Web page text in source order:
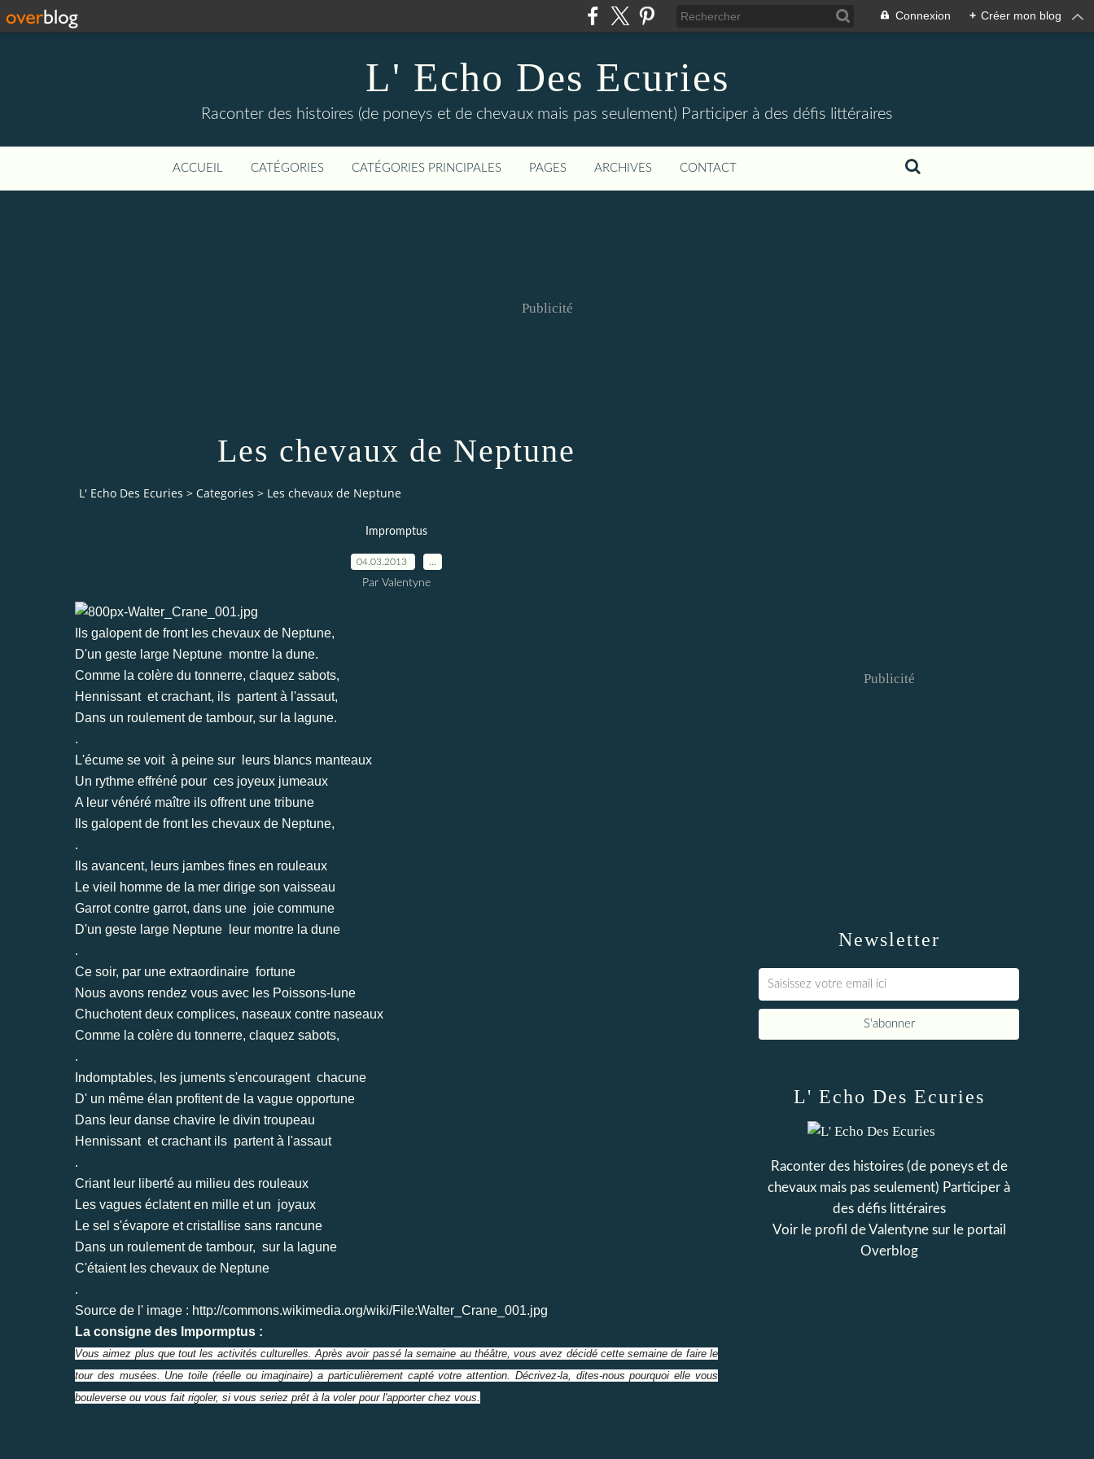
Connexion + Créer mon blog
L' Echo Des Ecuries
Raconter des histoires (de poneys et de chevaux mais pas seulement) Participer à des défis littéraires
ACCUEIL CATÉGORIES CATÉGORIES PRINCIPALES PAGES ARCHIVES CONTACT
Publicité
Les chevaux de Neptune
L' Echo Des Ecuries > Categories > Les chevaux de Neptune
Impromptus
04.03.2013
Par Valentyne
Ils galopent de front les chevaux de Neptune,
D'un geste large Neptune montre la dune.
Comme la colère du tonnerre, claquez sabots,
Hennissant et crachant, ils partent à l'assaut,
Dans un roulement de tambour, sur la lagune.
.
L'écume se voit à peine sur leurs blancs manteaux
Un rythme effréné pour ces joyeux jumeaux
A leur vénéré maître ils offrent une tribune
Ils galopent de front les chevaux de Neptune,
.
Ils avancent, leurs jambes fines en rouleaux
Le vieil homme de la mer dirige son vaisseau
Garrot contre garrot, dans une joie commune
D'un geste large Neptune leur montre la dune
.
Ce soir, par une extraordinaire fortune
Nous avons rendez vous avec les Poissons-lune
Chuchotent deux complices, naseaux contre naseaux
Comme la colère du tonnerre, claquez sabots,
.
Indomptables, les juments s'encouragent chacune
D' un même élan profitent de la vague opportune
Dans leur danse chavire le divin troupeau
Hennissant et crachant ils partent à l'assaut
.
Criant leur liberté au milieu des rouleaux
Les vagues éclatent en mille et un joyaux
Le sel s'évapore et cristallise sans rancune
Dans un roulement de tambour, sur la lagune
C'étaient les chevaux de Neptune
.
Source de l' image : http://commons.wikimedia.org/wiki/File:Walter_Crane_001.jpg
La consigne des Impormptus :
Vous aimez plus que tout les activités culturelles. Après avoir passé la semaine au théâtre, vous avez décidé cette semaine de faire le
tour des musées. Une toile (réelle ou imaginaire) a particulièrement capté votre attention. Décrivez-la, dites-nous pourquoi elle vous
bouleverse ou vous fait rigoler, si vous seriez prêt à la voler pour l'apporter chez vous.
Newsletter
Publicité
L' Echo Des Ecuries
Raconter des histoires (de poneys et de
chevaux mais pas seulement) Participer à
des défis littéraires
Voir le profil deValentynesur le portail
Overblog